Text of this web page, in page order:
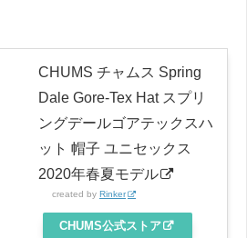
CHUMS チャムス Spring
Dale Gore-Tex Hat スプリ
ングデールゴアテックスハ
ット 帽子 ユニセックス
2020年春夏モデル
created by Rinker
CHUMS公式ストア